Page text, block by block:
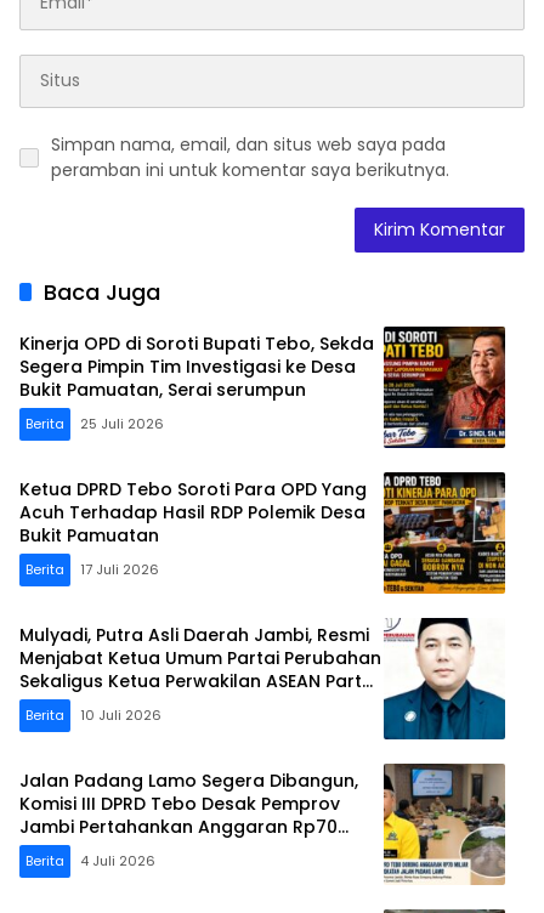
Simpan nama, email, dan situs web saya pada
peramban ini untuk komentar saya berikutnya.
Baca Juga
Kinerja OPD di Soroti Bupati Tebo, Sekda
Segera Pimpin Tim Investigasi ke Desa
Bukit Pamuatan, Serai serumpun
Berita 25 Juli 2026
Ketua DPRD Tebo Soroti Para OPD Yang
Acuh Terhadap Hasil RDP Polemik Desa
Bukit Pamuatan
Berita 17 Juli 2026
Mulyadi, Putra Asli Daerah Jambi, Resmi
Menjabat Ketua Umum Partai Perubahan
Sekaligus Ketua Perwakilan ASEAN Partai
Perubahan di Malaysia
Berita 10 Juli 2026
Jalan Padang Lamo Segera Dibangun,
Komisi III DPRD Tebo Desak Pemprov
Jambi Pertahankan Anggaran Rp70
Miliar
Berita 4 Juli 2026